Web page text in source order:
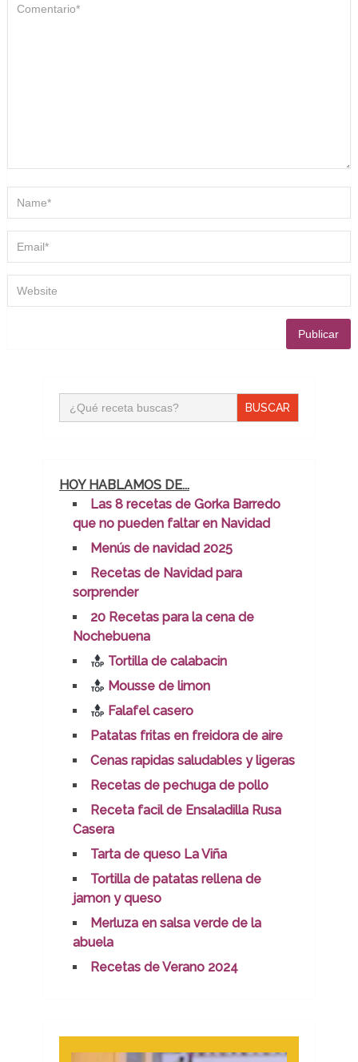
Buscar:
HOY HABLAMOS DE...
Las 8 recetas de Gorka Barredo
que no pueden faltar en Navidad
Menús de navidad 2025
Recetas de Navidad para
sorprender
20 Recetas para la cena de
Nochebuena
Tortilla de calabacin
Mousse de limon
Falafel casero
Patatas fritas en freidora de aire
Cenas rapidas saludables y ligeras
Recetas de pechuga de pollo
Receta facil de Ensaladilla Rusa
Casera
Tarta de queso La Viña
Tortilla de patatas rellena de
jamon y queso
Merluza en salsa verde de la
abuela
Recetas de Verano 2024